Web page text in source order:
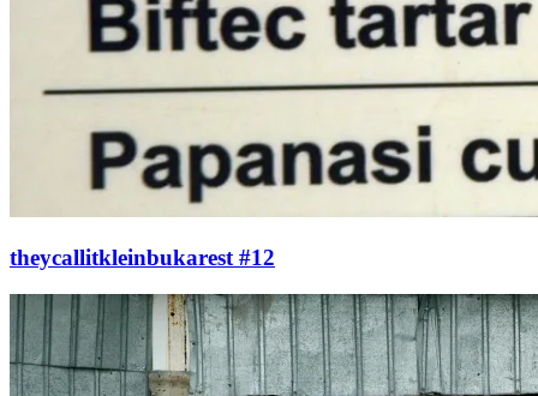
theycallitkleinbukarest #12